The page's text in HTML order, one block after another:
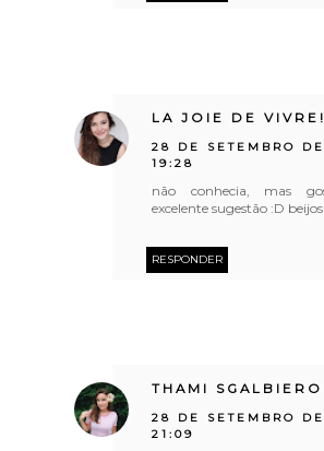
LA JOIE DE VIVRE!
28 DE SETEMBRO
19:28
não conhecia, mas
excelente sugestão :D beijos
RESPONDER
THAMI SGALBIERO
28 DE SETEMBRO
21:09